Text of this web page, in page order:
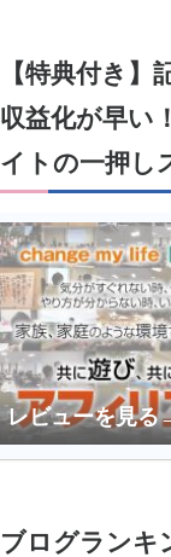
【特典付き】
収益化が早い
イトの一押し
レビューを見
ブログランキ